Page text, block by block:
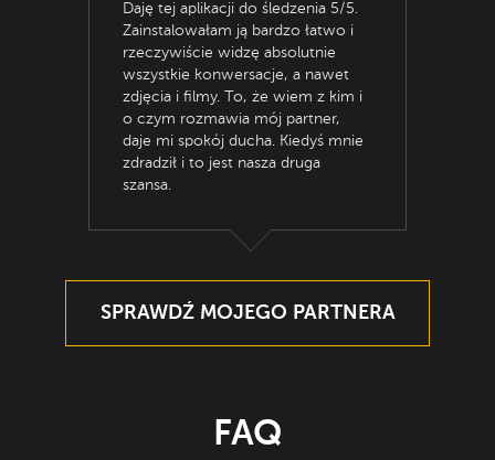
Daję tej aplikacji do śledzenia 5/5.
Zainstalowałam ją bardzo łatwo i
rzeczywiście widzę absolutnie
wszystkie konwersacje, a nawet
zdjęcia i filmy. To, że wiem z kim i
o czym rozmawia mój partner,
daje mi spokój ducha. Kiedyś mnie
zdradził i to jest nasza druga
szansa.
SPRAWDŹ MOJEGO PARTNERA
FAQ